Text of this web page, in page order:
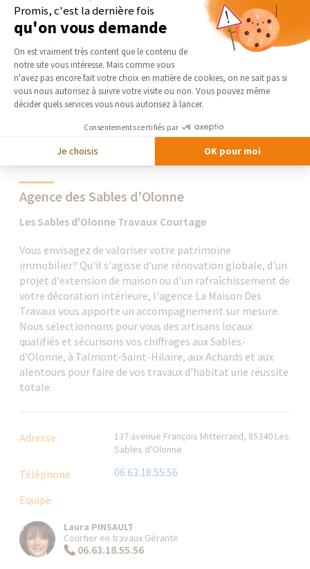
Agence des Sables d'Olonne
Les Sables d'Olonne Travaux Courtage
Vous envisagez de valoriser votre patrimoine
immobilier? Qu'il s'agisse d'une rénovation globale, d'un
projet d'extension de maison ou d'un rafraîchissement de
votre décoration intérieure, l'agence La Maison Des
Travaux vous apporte un accompagnement sur mesure.
Nous sélectionnons pour vous des artisans locaux
qualifiés et sécurisons vos chiffrages aux Sables-
d’Olonne, à Talmont-Saint-Hilaire, aux Achards et aux
alentours pour faire de vos travaux d'habitat une réussite
totale.
Adresse
137 avenue François Mitterrand, 85340 Les
Sables d'Olonne
Téléphone
06.63.18.55.56
Equipe
Laura PINSAULT
Courtier en travaux Gérante
06.63.18.55.56
Promis, c'est la dernière fois
qu'on vous demande
Plateforme de Gestion du
On est vraiment très content que le contenu de
notre site vous intéresse. Mais comme vous
n'avez pas encore fait votre choix en matière de cookies, on ne sait pas si
vous nous autorisez à suivre votre visite ou non. Vous pouvez même
décider quels services vous nous autorisez à lancer.
Consentements certifiés par
Je choisis OK pour moi
Axeptio consent